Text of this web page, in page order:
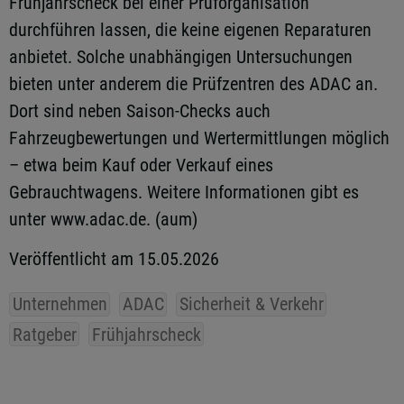
durchführen lassen, die keine eigenen Reparaturen
anbietet. Solche unabhängigen Untersuchungen
bieten unter anderem die Prüfzentren des ADAC an.
Dort sind neben Saison-Checks auch
Fahrzeugbewertungen und Wertermittlungen möglich
– etwa beim Kauf oder Verkauf eines
Gebrauchtwagens. Weitere Informationen gibt es
unter www.adac.de. (aum)
Veröffentlicht am 15.05.2026
Unternehmen ADAC
Sicherheit & Verkehr
Ratgeber
Frühjahrscheck